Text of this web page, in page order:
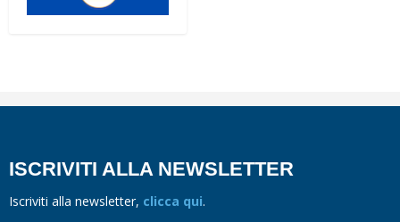
ISCRIVITI ALLA NEWSLETTER
Iscriviti alla newsletter, clicca qui.